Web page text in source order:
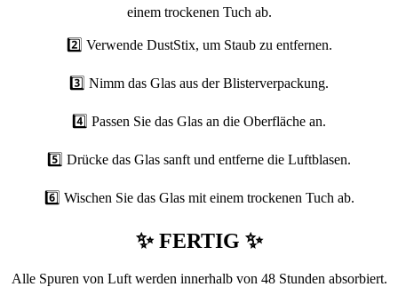
einem trockenen Tuch ab.
2️⃣ Verwende DustStix, um Staub zu entfernen.
3️⃣ Nimm das Glas aus der Blisterverpackung.
4️⃣ Passen Sie das Glas an die Oberfläche an.
5️⃣ Drücke das Glas sanft und entferne die Luftblasen.
6️⃣ Wischen Sie das Glas mit einem trockenen Tuch ab.
✨ FERTIG ✨
Alle Spuren von Luft werden innerhalb von 48 Stunden absorbiert.